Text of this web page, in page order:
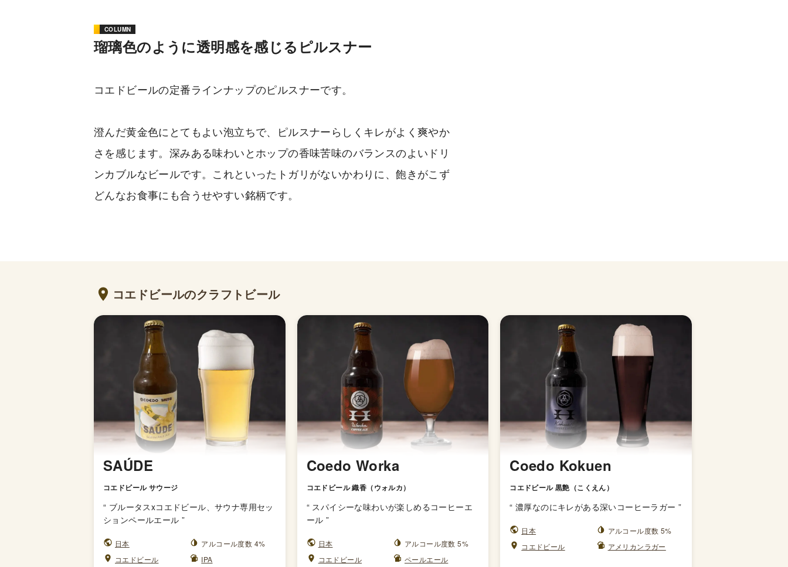
COLUMN
瑠璃色のように透明感を感じるピルスナー
コエドビールの定番ラインナップのピルスナーです。
澄んだ黄金色にとてもよい泡立ちで、ピルスナーらしくキレがよく爽やか
さを感じます。深みある味わいとホップの香味苦味のバランスのよいドリ
ンカブルなビールです。これといったトガリがないかわりに、飽きがこず
どんなお食事にも合うせやすい銘柄です。
コエドビールのクラフトビール
SAÚDE
コエドビール サウージ
“ ブルータスxコエドビール、サウナ専用セッ
ションペールエール ”
日本
アルコール度数 4%
コエドビール
IPA
Coedo Worka
コエドビール 織香（ウォルカ）
“ スパイシーな味わいが楽しめるコーヒーエ
ール ”
日本
アルコール度数 5%
コエドビール
ペールエール
Coedo Kokuen
コエドビール 黒艶（こくえん）
“濃厚なのにキレがある深いコーヒーラガー ”
日本
アルコール度数 5%
コエドビール
アメリカンラガー